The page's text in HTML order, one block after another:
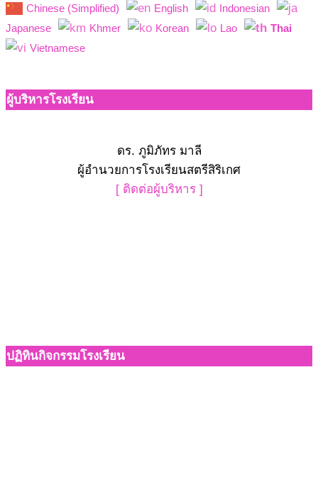
Chinese (Simplified) English
Indonesian
Japanese
Khmer Korean Lao
Thai
Vietnamese
ผู้บริหารโรงเรียน
ดร. ภูมิภัทร มาลี
ผู้อำนวยการโรงเรียนสตรีสิริเกศ
[ ติดต่อผู้บริหาร ]
ปฏิทินกิจกรรมโรงเรียน